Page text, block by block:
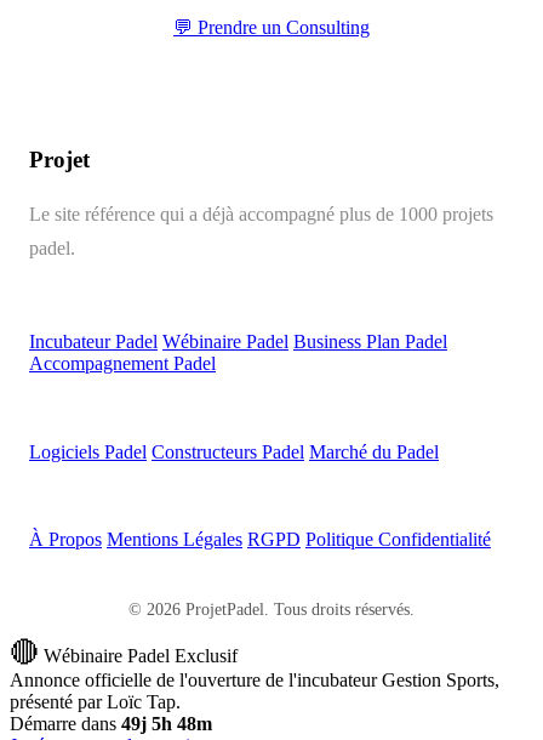
💬 Prendre un Consulting
Projet
Le site référence qui a déjà accompagné plus de 1000 projets
padel.
Incubateur Padel Wébinaire Padel Business Plan Padel
Accompagnement Padel
Logiciels Padel Constructeurs Padel Marché du Padel
À Propos Mentions Légales RGPD Politique Confidentialité
© 2026 ProjetPadel. Tous droits réservés.
🔴 Wébinaire Padel Exclusif
Annonce officielle de l'ouverture de l'incubateur Gestion Sports,
présenté par Loïc Tap.
Démarre dans 49j 5h 48m